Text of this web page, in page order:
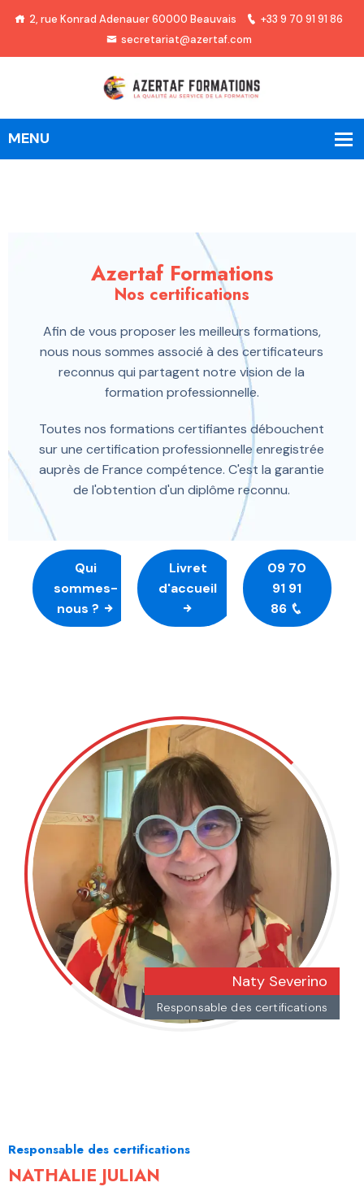
2, rue Konrad Adenauer 60000 Beauvais
+33 9 70 91 91 86
secretariat@azertaf.com
Azertaf Formations
Nos certifications
Afin de vous proposer les meilleurs formations,
nous nous sommes associé à des certificateurs
reconnus qui partagent notre vision de la
formation professionnelle.
Toutes nos formations certifiantes débouchent
sur une certification professionnelle enregistrée
auprès de France compétence. C'est la garantie
de l'obtention d'un diplôme reconnu.
Qui
sommes-
nous ?
Livret
d'accueil
09 70
91 91
86
Naty Severino
Responsable des certifications
Responsable des certifications
NATHALIE JULIAN